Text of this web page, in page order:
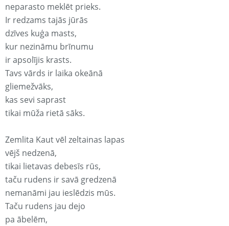
neparasto meklēt prieks.
Ir redzams tajās jūrās
dzīves kuģa masts,
kur nezināmu brīnumu
ir apsolījis krasts.
Tavs vārds ir laika okeānā
gliemežvāks,
kas sevi saprast
tikai mūža rietā sāks.
Zemlita Kaut vēl zeltainas lapas
vējš nedzenā,
tikai lietavas debesīs rūs,
taču rudens ir savā gredzenā
nemanāmi jau ieslēdzis mūs.
Taču rudens jau dejo
pa ābelēm,